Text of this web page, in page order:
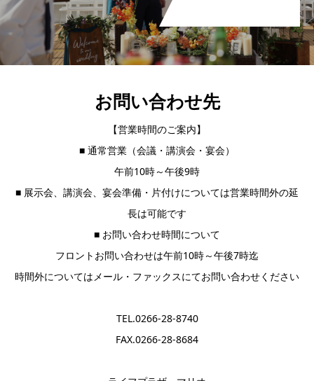
お問い合わせ先
【営業時間のご案内】
■ 通常営業（会議・講演会・宴会）
午前10時～午後9時
■ 展示会、講演会、宴会準備・片付けについては営業時間外の延
長は可能です
■ お問い合わせ時間について
フロントお問い合わせは午前10時～午後7時迄
時間外についてはメール・ファックスにてお問い合わせください
TEL.0266-28-8740
FAX.0266-28-8684